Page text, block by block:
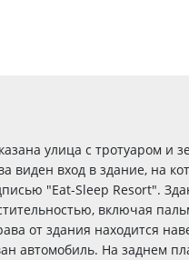
улица с тротуаром и
виден вход в здание, на
"Eat-Sleep Resort".
включая
от здания находится
автомобиль. На заднем